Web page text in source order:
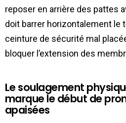
reposer en arrière des pattes
doit barrer horizontalement le
ceinture de sécurité mal
bloquer l’extension des
Le soulagement
marque le début de
apaisées